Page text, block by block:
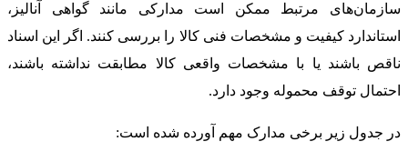
سازمان‌های مرتبط ممکن است مدارکی مانند گواهی آنالیز،
استاندارد کیفیت و مشخصات فنی کالا را بررسی کنند. اگر این اسناد
ناقص باشند یا با مشخصات واقعی کالا مطابقت نداشته باشند،
احتمال توقف محموله وجود دارد.
در جدول زیر برخی مدارک مهم آورده شده است: